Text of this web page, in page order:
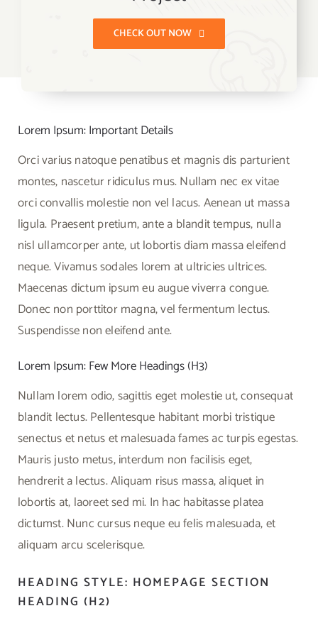
CHECK OUT NOW
Lorem Ipsum: Important Details
Orci varius natoque penatibus et magnis dis parturient
montes, nascetur ridiculus mus. Nullam nec ex vitae
orci convallis molestie non vel lacus. Aenean ut massa
ligula. Praesent pretium, ante a blandit tempus, nulla
nisl ullamcorper ante, ut lobortis diam massa eleifend
neque. Vivamus sodales lorem at ultricies ultrices.
Maecenas dictum ipsum eu augue viverra congue.
Donec non porttitor magna, vel fermentum lectus.
Suspendisse non eleifend ante.
Lorem Ipsum: Few More Headings (H3)
Nullam lorem odio, sagittis eget molestie ut, consequat
blandit lectus. Pellentesque habitant morbi tristique
senectus et netus et malesuada fames ac turpis egestas.
Mauris justo metus, interdum non facilisis eget,
hendrerit a lectus. Aliquam risus massa, aliquet in
lobortis at, laoreet sed mi. In hac habitasse platea
dictumst. Nunc cursus neque eu felis malesuada, et
aliquam arcu scelerisque.
HEADING STYLE: HOMEPAGE SECTION
HEADING (H2)